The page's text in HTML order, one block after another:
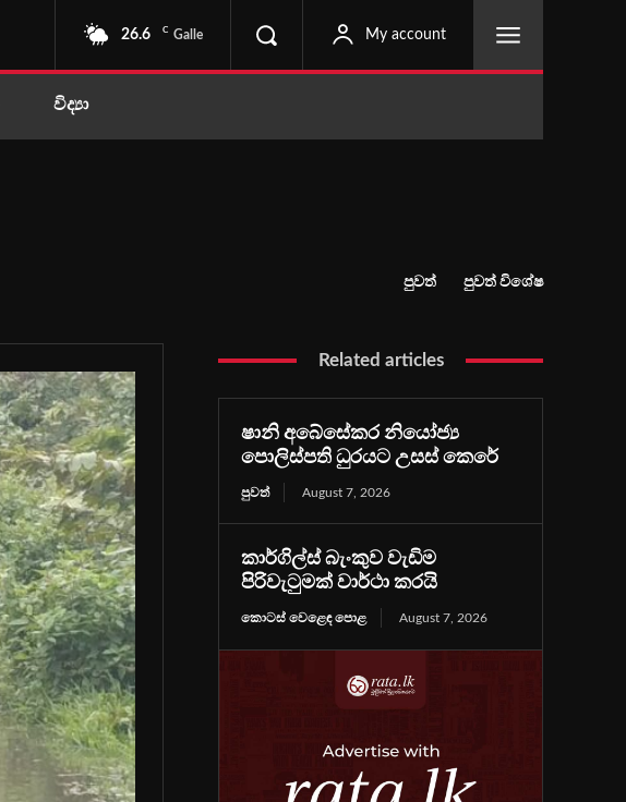
26.6 C Galle My account
විද්‍යා
පුවත් පුවත් විශේෂ
Related articles
ෂානි අබේසේකර නියෝජ්‍ය
පොලිස්පති ධුරයට උසස් කෙරේ
පුවත් August 7, 2026
කාර්ගිල්ස් බැංකුව වැඩිම
පිරිවැටුමක් වාර්ථා කරයි
කොටස් වෙළෙඳ පොළ August 7, 2026